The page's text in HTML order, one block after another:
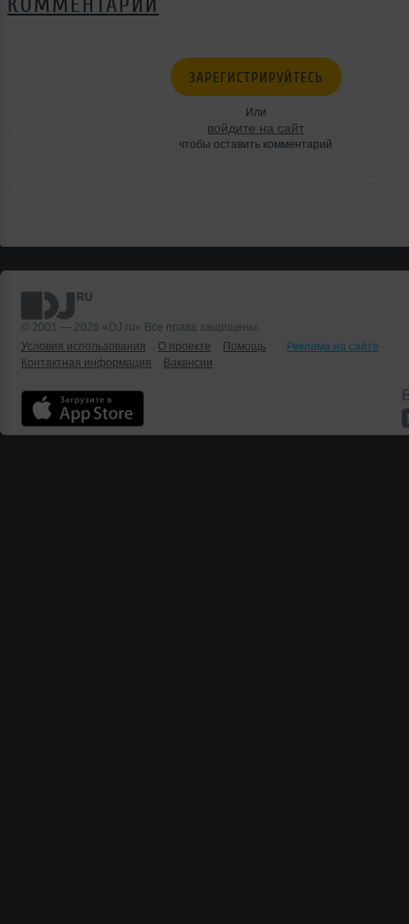
ЗАРЕГИСТРИРУЙТЕСЬ
Или
войдите на сайт
чтобы оставить комментарий
© 2001 — 2026 «DJ.ru» Все права защищены.
Условия использования
О проекте Помощь
Реклама на сайте
Контактная информация
Вакансии